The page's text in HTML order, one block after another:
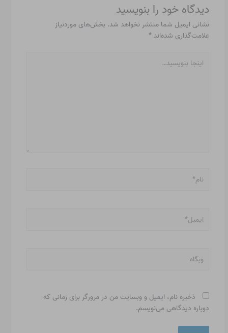
دیدگاه‌ خود را بنویسید
نشانی ایمیل شما منتشر نخواهد شد. بخش‌های موردنیاز
علامت‌گذاری شده‌اند *
بنویسید…
وبگاه
ذخیره نام، ایمیل و وبسایت من در مرورگر برای زمانی که
دوباره دیدگاهی می‌نویسم.